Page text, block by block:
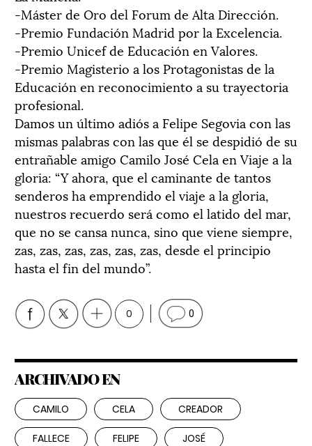
-Máster de Oro del Forum de Alta Dirección.
-Premio Fundación Madrid por la Excelencia.
-Premio Unicef de Educación en Valores.
-Premio Magisterio a los Protagonistas de la
Educación en reconocimiento a su trayectoria
profesional.
Damos un último adiós a Felipe Segovia con las
mismas palabras con las que él se despidió de su
entrañable amigo Camilo José Cela en Viaje a la
gloria: “Y ahora, que el caminante de tantos
senderos ha emprendido el viaje a la gloria,
nuestros recuerdo será como el latido del mar,
que no se cansa nunca, sino que viene siempre,
zas, zas, zas, zas, zas, zas, desde el principio
hasta el fin del mundo”.
0 0
ARCHIVADO EN
CAMILO CELA CREADOR
FALLECE FELIPE JOSÉ